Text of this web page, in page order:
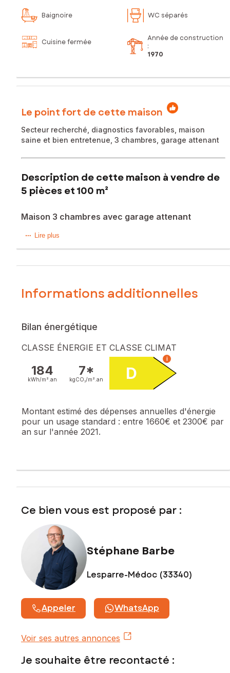
Baignoire WC séparés
Cuisine fermée
Année de construction
:
1970
Le point fort de cette maison
Secteur recherché, diagnostics favorables, maison
saine et bien entretenue, 3 chambres, garage attenant
Description de cette maison à vendre de
5 pièces et 100 m²
Maison 3 chambres avec garage attenant
Situé dans un secteur recherché de Lesparre-Médoc, à
1970 et parfaitement entretenue.
séjour, une cuisine fermée, un cellier, une buanderie, trois
chambres, une salle de bains, un WC indépendant et un
Sur une parcelle d’environ 500 m2 entièrement clôturée
Les diagnostics sont très satisfaisants, un simple
rafraichissement intérieur permettra de la remettre au goût
du jour selon vos envies.
Les informations sur les risques auxquels ce bien est
www.georisques.gouv.fr
Prix de vente : 192 000 €
06 52 51 56 68, E-mail : stephane.barbe@safti.fr - EI - Agent
Lire plus
Informations additionnelles
Bilan énergétique
CLASSE ÉNERGIE ET CLASSE CLIMAT
184
kWh/m². an
7*
kgCO₂/m². an D
i
Montant estimé des dépenses annuelles d'énergie
pour un usage standard : entre 1660€ et 2300€ par
an sur l'année 2021.
Ce bien vous est proposé par :
Stéphane Barbe
Lesparre-Médoc (33340)
Appeler WhatsApp
Voir ses autres annonces
Je souhaite être recontacté :